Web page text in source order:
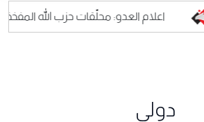
العدو: محلّقات حزب الله المفخخة أصبحت
دولي